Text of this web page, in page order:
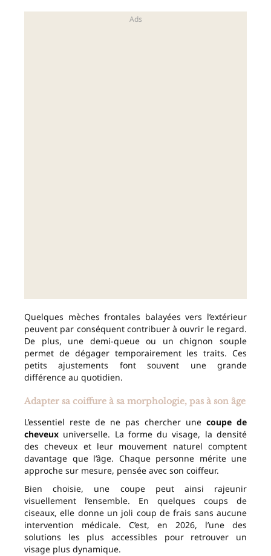
Quelques mèches frontales balayées vers l’extérieur
peuvent par conséquent contribuer à ouvrir le regard.
De plus, une demi-queue ou un chignon souple
permet de dégager temporairement les traits. Ces
petits ajustements font souvent une grande
différence au quotidien.
Adapter sa coiffure à sa morphologie, pas à son âge
L’essentiel reste de ne pas chercher une coupe de
cheveux universelle. La forme du visage, la densité
des cheveux et leur mouvement naturel comptent
davantage que l’âge. Chaque personne mérite une
approche sur mesure, pensée avec son coiffeur.
Bien choisie, une coupe peut ainsi rajeunir
visuellement l’ensemble. En quelques coups de
ciseaux, elle donne un joli coup de frais sans aucune
intervention médicale. C’est, en 2026, l’une des
solutions les plus accessibles pour retrouver un
visage plus dynamique.